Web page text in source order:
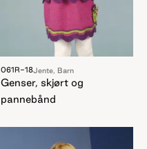
061R-18Jente, Barn
Genser, skjørt og
pannebånd